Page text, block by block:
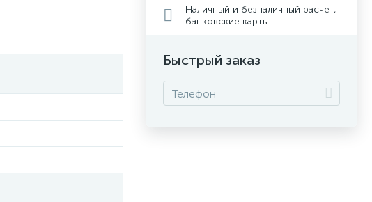
Наличный и безналичный расчет,
банковские карты
Быстрый заказ